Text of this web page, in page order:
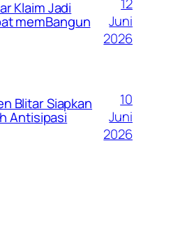
Klaim Jadi
memBangun
Juni
2026
Blitar Siapkan
Antisipasi
10
Juni
2026